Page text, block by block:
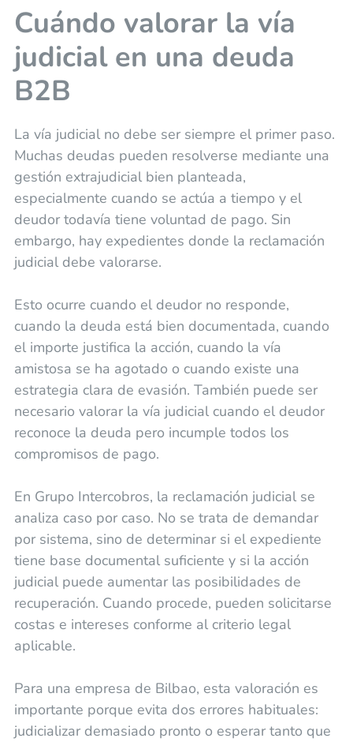
Cuándo valorar la vía
judicial en una deuda
B2B
La vía judicial no debe ser siempre el primer paso.
Muchas deudas pueden resolverse mediante una
gestión extrajudicial bien planteada,
especialmente cuando se actúa a tiempo y el
deudor todavía tiene voluntad de pago. Sin
embargo, hay expedientes donde la reclamación
judicial debe valorarse.
Esto ocurre cuando el deudor no responde,
cuando la deuda está bien documentada, cuando
el importe justifica la acción, cuando la vía
amistosa se ha agotado o cuando existe una
estrategia clara de evasión. También puede ser
necesario valorar la vía judicial cuando el deudor
reconoce la deuda pero incumple todos los
compromisos de pago.
En Grupo Intercobros, la reclamación judicial se
analiza caso por caso. No se trata de demandar
por sistema, sino de determinar si el expediente
tiene base documental suficiente y si la acción
judicial puede aumentar las posibilidades de
recuperación. Cuando procede, pueden solicitarse
costas e intereses conforme al criterio legal
aplicable.
Para una empresa de Bilbao, esta valoración es
importante porque evita dos errores habituales:
judicializar demasiado pronto o esperar tanto que